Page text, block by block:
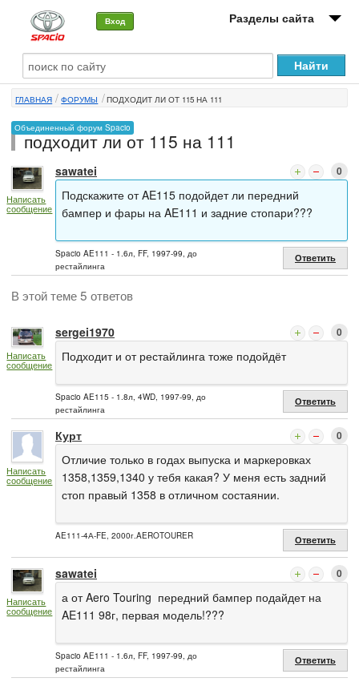
Вход Разделы сайта
О машине
Автоклуб
Форумы
Сервисы и услуги
Новости
ГЛАВНАЯ ФОРУМЫ ПОДХОДИТ ЛИ ОТ 115 НА 111
Объединенный форум Spacio
подходит ли от 115 на 111
Написать
сообщение
sawatei 0
Подскажите от AE115 подойдет ли передний
бампер и фары на AE111 и задние стопари???
Spacio AE111 - 1.6л, FF, 1997-99, до
рестайлинга
Ответить
В этой теме 5 ответов
Написать
сообщение
sergei1970 0
Подходит и от рестайлинга тоже подойдёт
Spacio AE115 - 1.8л, 4WD, 1997-99, до
рестайлинга
Ответить
Написать
сообщение
Курт 0
Отличие только в годах выпуска и маркеровках
1358,1359,1340 у тебя какая? У меня есть задний
стоп правый 1358 в отличном состаянии.
AE111-4А-FE, 2000г.AEROTOURER Ответить
Написать
сообщение
sawatei 0
а от Aero Touring передний бампер подайдет на
AE111 98г, первая модель!???
Spacio AE111 - 1.6л, FF, 1997-99, до
рестайлинга
Ответить